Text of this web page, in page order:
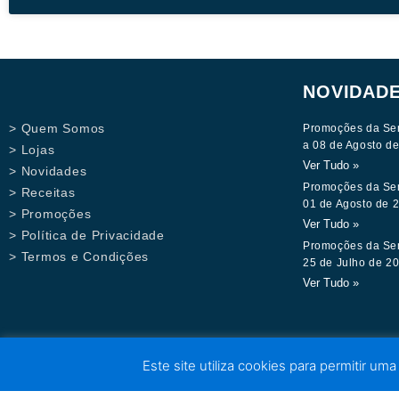
> Quem Somos
> Lojas
> Novidades
> Receitas
> Promoções
> Política de Privacidade
> Termos e Condições
Promoções da
a 08 de Agosto
Ver Tudo »
Promoções da
01 de Agosto de
Ver Tudo »
Promoções da
25 de Julho de
Ver Tudo »
Este site utiliza cookies para permitir